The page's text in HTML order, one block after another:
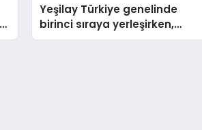
Yeşilay Türkiye genelinde
birinci sıraya yerleşirken,
yürütülen faaliyetlerle de